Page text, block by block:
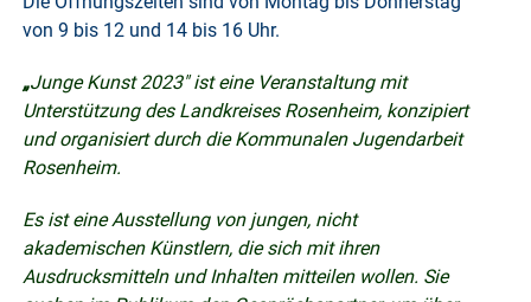
von 9 bis 12 und 14 bis 16 Uhr.
„Junge Kunst 2023″ ist eine Veranstaltung mit
Unterstützung des Landkreises Rosenheim, konzipiert
und organisiert durch die Kommunalen Jugendarbeit
Rosenheim.
Es ist eine Ausstellung von jungen, nicht
akademischen Künstlern, die sich mit ihren
Ausdrucksmitteln und Inhalten mitteilen wollen. Sie